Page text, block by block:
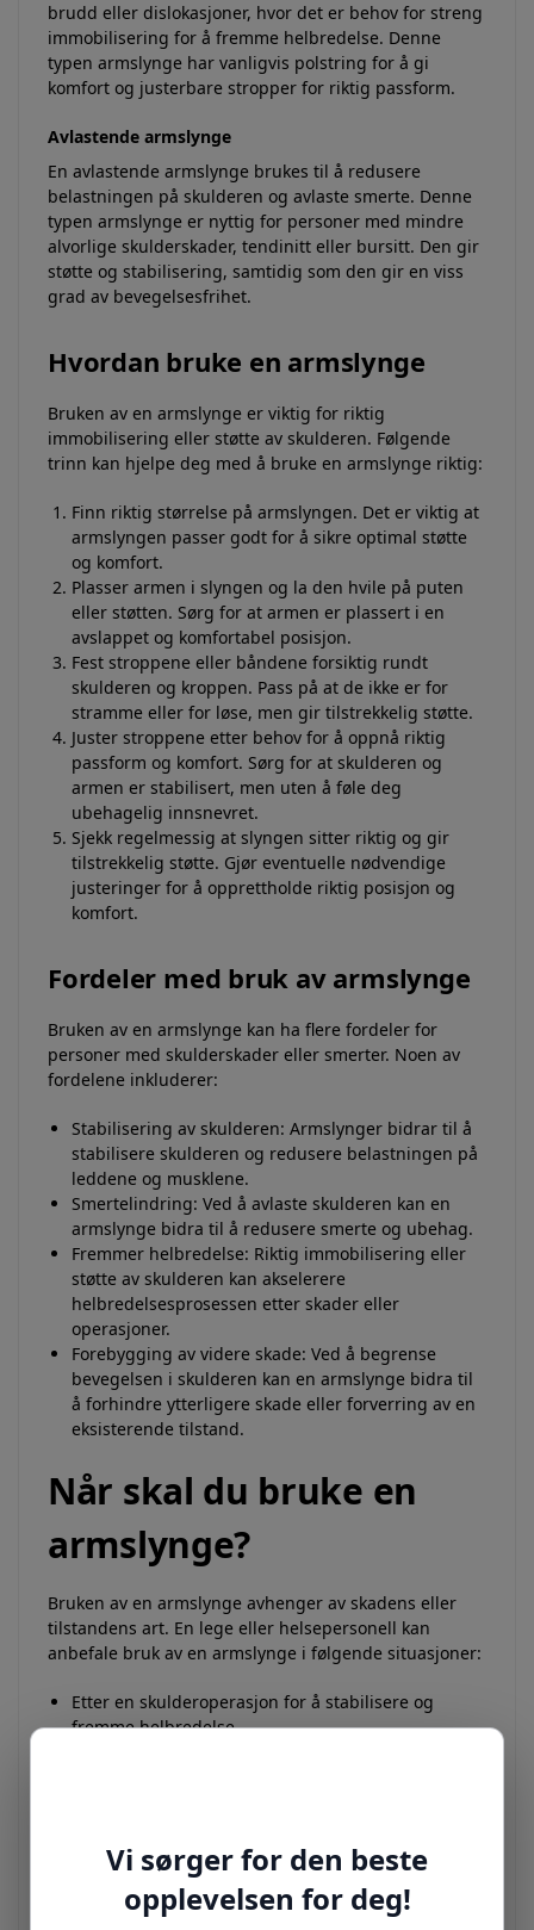
brudd eller dislokasjoner, hvor det er behov for streng
immobilisering for å fremme helbredelse. Denne
typen armslynge har vanligvis polstring for å gi
komfort og justerbare stropper for riktig passform.
Avlastende armslynge
En avlastende armslynge brukes til å redusere
belastningen på skulderen og avlaste smerte. Denne
typen armslynge er nyttig for personer med mindre
alvorlige skulderskader, tendinitt eller bursitt. Den gir
støtte og stabilisering, samtidig som den gir en viss
grad av bevegelsesfrihet.
Hvordan bruke en armslynge
Bruken av en armslynge er viktig for riktig
immobilisering eller støtte av skulderen. Følgende
trinn kan hjelpe deg med å bruke en armslynge riktig:
Finn riktig størrelse på armslyngen. Det er viktig at
armslyngen passer godt for å sikre optimal støtte
og komfort.
Plasser armen i slyngen og la den hvile på puten
eller støtten. Sørg for at armen er plassert i en
avslappet og komfortabel posisjon.
Fest stroppene eller båndene forsiktig rundt
skulderen og kroppen. Pass på at de ikke er for
stramme eller for løse, men gir tilstrekkelig støtte.
Juster stroppene etter behov for å oppnå riktig
passform og komfort. Sørg for at skulderen og
armen er stabilisert, men uten å føle deg
ubehagelig innsnevret.
Sjekk regelmessig at slyngen sitter riktig og gir
tilstrekkelig støtte. Gjør eventuelle nødvendige
justeringer for å opprettholde riktig posisjon og
komfort.
Fordeler med bruk av armslynge
Bruken av en armslynge kan ha flere fordeler for
personer med skulderskader eller smerter. Noen av
fordelene inkluderer:
Stabilisering av skulderen: Armslynger bidrar til å
stabilisere skulderen og redusere belastningen på
leddene og musklene.
Smertelindring: Ved å avlaste skulderen kan en
armslynge bidra til å redusere smerte og ubehag.
Fremmer helbredelse: Riktig immobilisering eller
støtte av skulderen kan akselerere
helbredelsesprosessen etter skader eller
operasjoner.
Forebygging av videre skade: Ved å begrense
bevegelsen i skulderen kan en armslynge bidra til
å forhindre ytterligere skade eller forverring av en
eksisterende tilstand.
Når skal du bruke en
armslynge?
Bruken av en armslynge avhenger av skadens eller
tilstandens art. En lege eller helsepersonell kan
anbefale bruk av en armslynge i følgende situasjoner:
Etter en skulderoperasjon for å stabilisere og
fremme helbredelse.
og redusere smerte.
Ved betennelser, som bursitt eller senebetennelse,
for å begrense bevegelsen og gi hvile til